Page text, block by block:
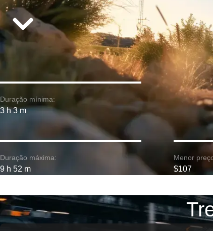
Duração mínima:
3 h 3 m
Duração máxima:
9 h 52 m
Menor
$107